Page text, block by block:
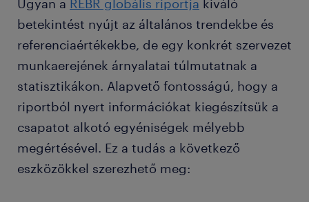
Ugyan a REBR globális riportja kiváló
betekintést nyújt az általános trendekbe és
referenciaértékekbe, de egy konkrét szervezet
munkaerejének árnyalatai túlmutatnak a
statisztikákon. Alapvető fontosságú, hogy a
riportból nyert információkat kiegészítsük a
csapatot alkotó egyéniségek mélyebb
megértésével. Ez a tudás a következő
eszközökkel szerezhető meg: